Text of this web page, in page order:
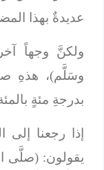
عديدةٌ بهذا
ولكنَّ وجهاً
وسَلَّم)، هذهِ
بدرجةِ مئةٍ
إذا رجعنا إلى
يقولون: (صلَّى